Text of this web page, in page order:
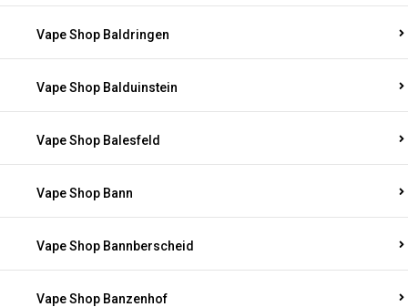
Vape Shop Baldringen
Vape Shop Balduinstein
Vape Shop Balesfeld
Vape Shop Bann
Vape Shop Bannberscheid
Vape Shop Banzenhof